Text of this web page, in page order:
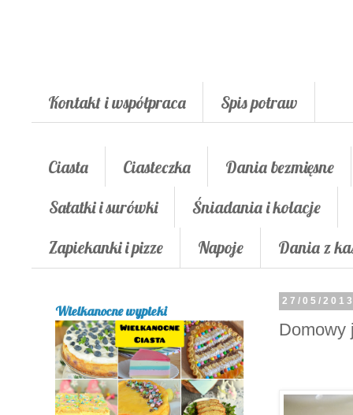
Kontakt i współpraca Spis potraw
Ciasta Ciasteczka
Dania bezmięsne
Sałatki i surówki
Śniadania i kolacje
Zapiekanki i pizze
Napoje Dania z
27/05/
Domowy
Wielkanocne wypieki